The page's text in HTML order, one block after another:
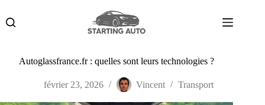
contenu
Autoglassfrance.fr : quelles sont leurs technologies ?
février 23, 2026 Vincent Transport